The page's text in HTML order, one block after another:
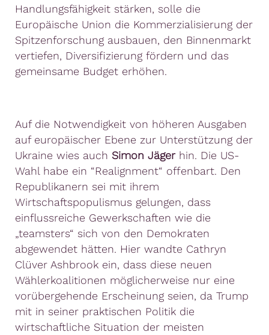
Handlungsfähigkeit stärken, solle die
Europäische Union die Kommerzialisierung der
Spitzenforschung ausbauen, den Binnenmarkt
vertiefen, Diversifizierung fördern und das
gemeinsame Budget erhöhen.
Auf die Notwendigkeit von höheren Ausgaben
auf europäischer Ebene zur Unterstützung der
Ukraine wies auch Simon Jäger hin. Die US-
Wahl habe ein “Realignment“ offenbart. Den
Republikanern sei mit ihrem
Wirtschaftspopulismus gelungen, dass
einflussreiche Gewerkschaften wie die
„teamsters“ sich von den Demokraten
abgewendet hätten. Hier wandte Cathryn
Clüver Ashbrook ein, dass diese neuen
Wählerkoalitionen möglicherweise nur eine
vorübergehende Erscheinung seien, da Trump
mit in seiner praktischen Politik die
wirtschaftliche Situation der meisten